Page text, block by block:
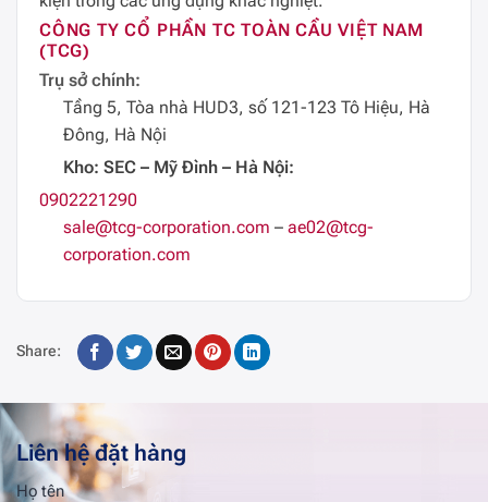
CÔNG TY CỔ PHẦN TC TOÀN CẦU VIỆT NAM
(TCG)
Trụ sở chính:
Tầng 5, Tòa nhà HUD3, số 121-123 Tô Hiệu, Hà
Đông, Hà Nội
Kho: SEC – Mỹ Đình – Hà Nội:
0902221290
sale@tcg-corporation.com – ae02@tcg-
corporation.com
Share:
Liên hệ đặt hàng
Họ tên